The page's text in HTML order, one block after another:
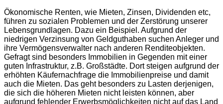
Ökonomische Renten, wie Mieten, Zinsen, Dividenden etc,
führen zu sozialen Problemen und der Zerstörung unserer
Lebensgrundlagen. Dazu ein Beispiel. Aufgrund der
niedrigen Verzinsung von Geldguthaben suchen Anleger und
ihre Vermögensverwalter nach anderen Renditeobjekten.
Gefragt sind besonders Immobilien in Gegenden mit einer
guten Infrastruktur, z.B. Großstädte. Dort steigen aufgrund der
erhöhten Käufernachfrage die Immobilienpreise und damit
auch die Mieten. Das geht besonders zu Lasten derjenigen,
die sich die höheren Mieten nicht leisten können, aber
aufgrund fehlender Erwerbsmöglichkeiten nicht auf das Land